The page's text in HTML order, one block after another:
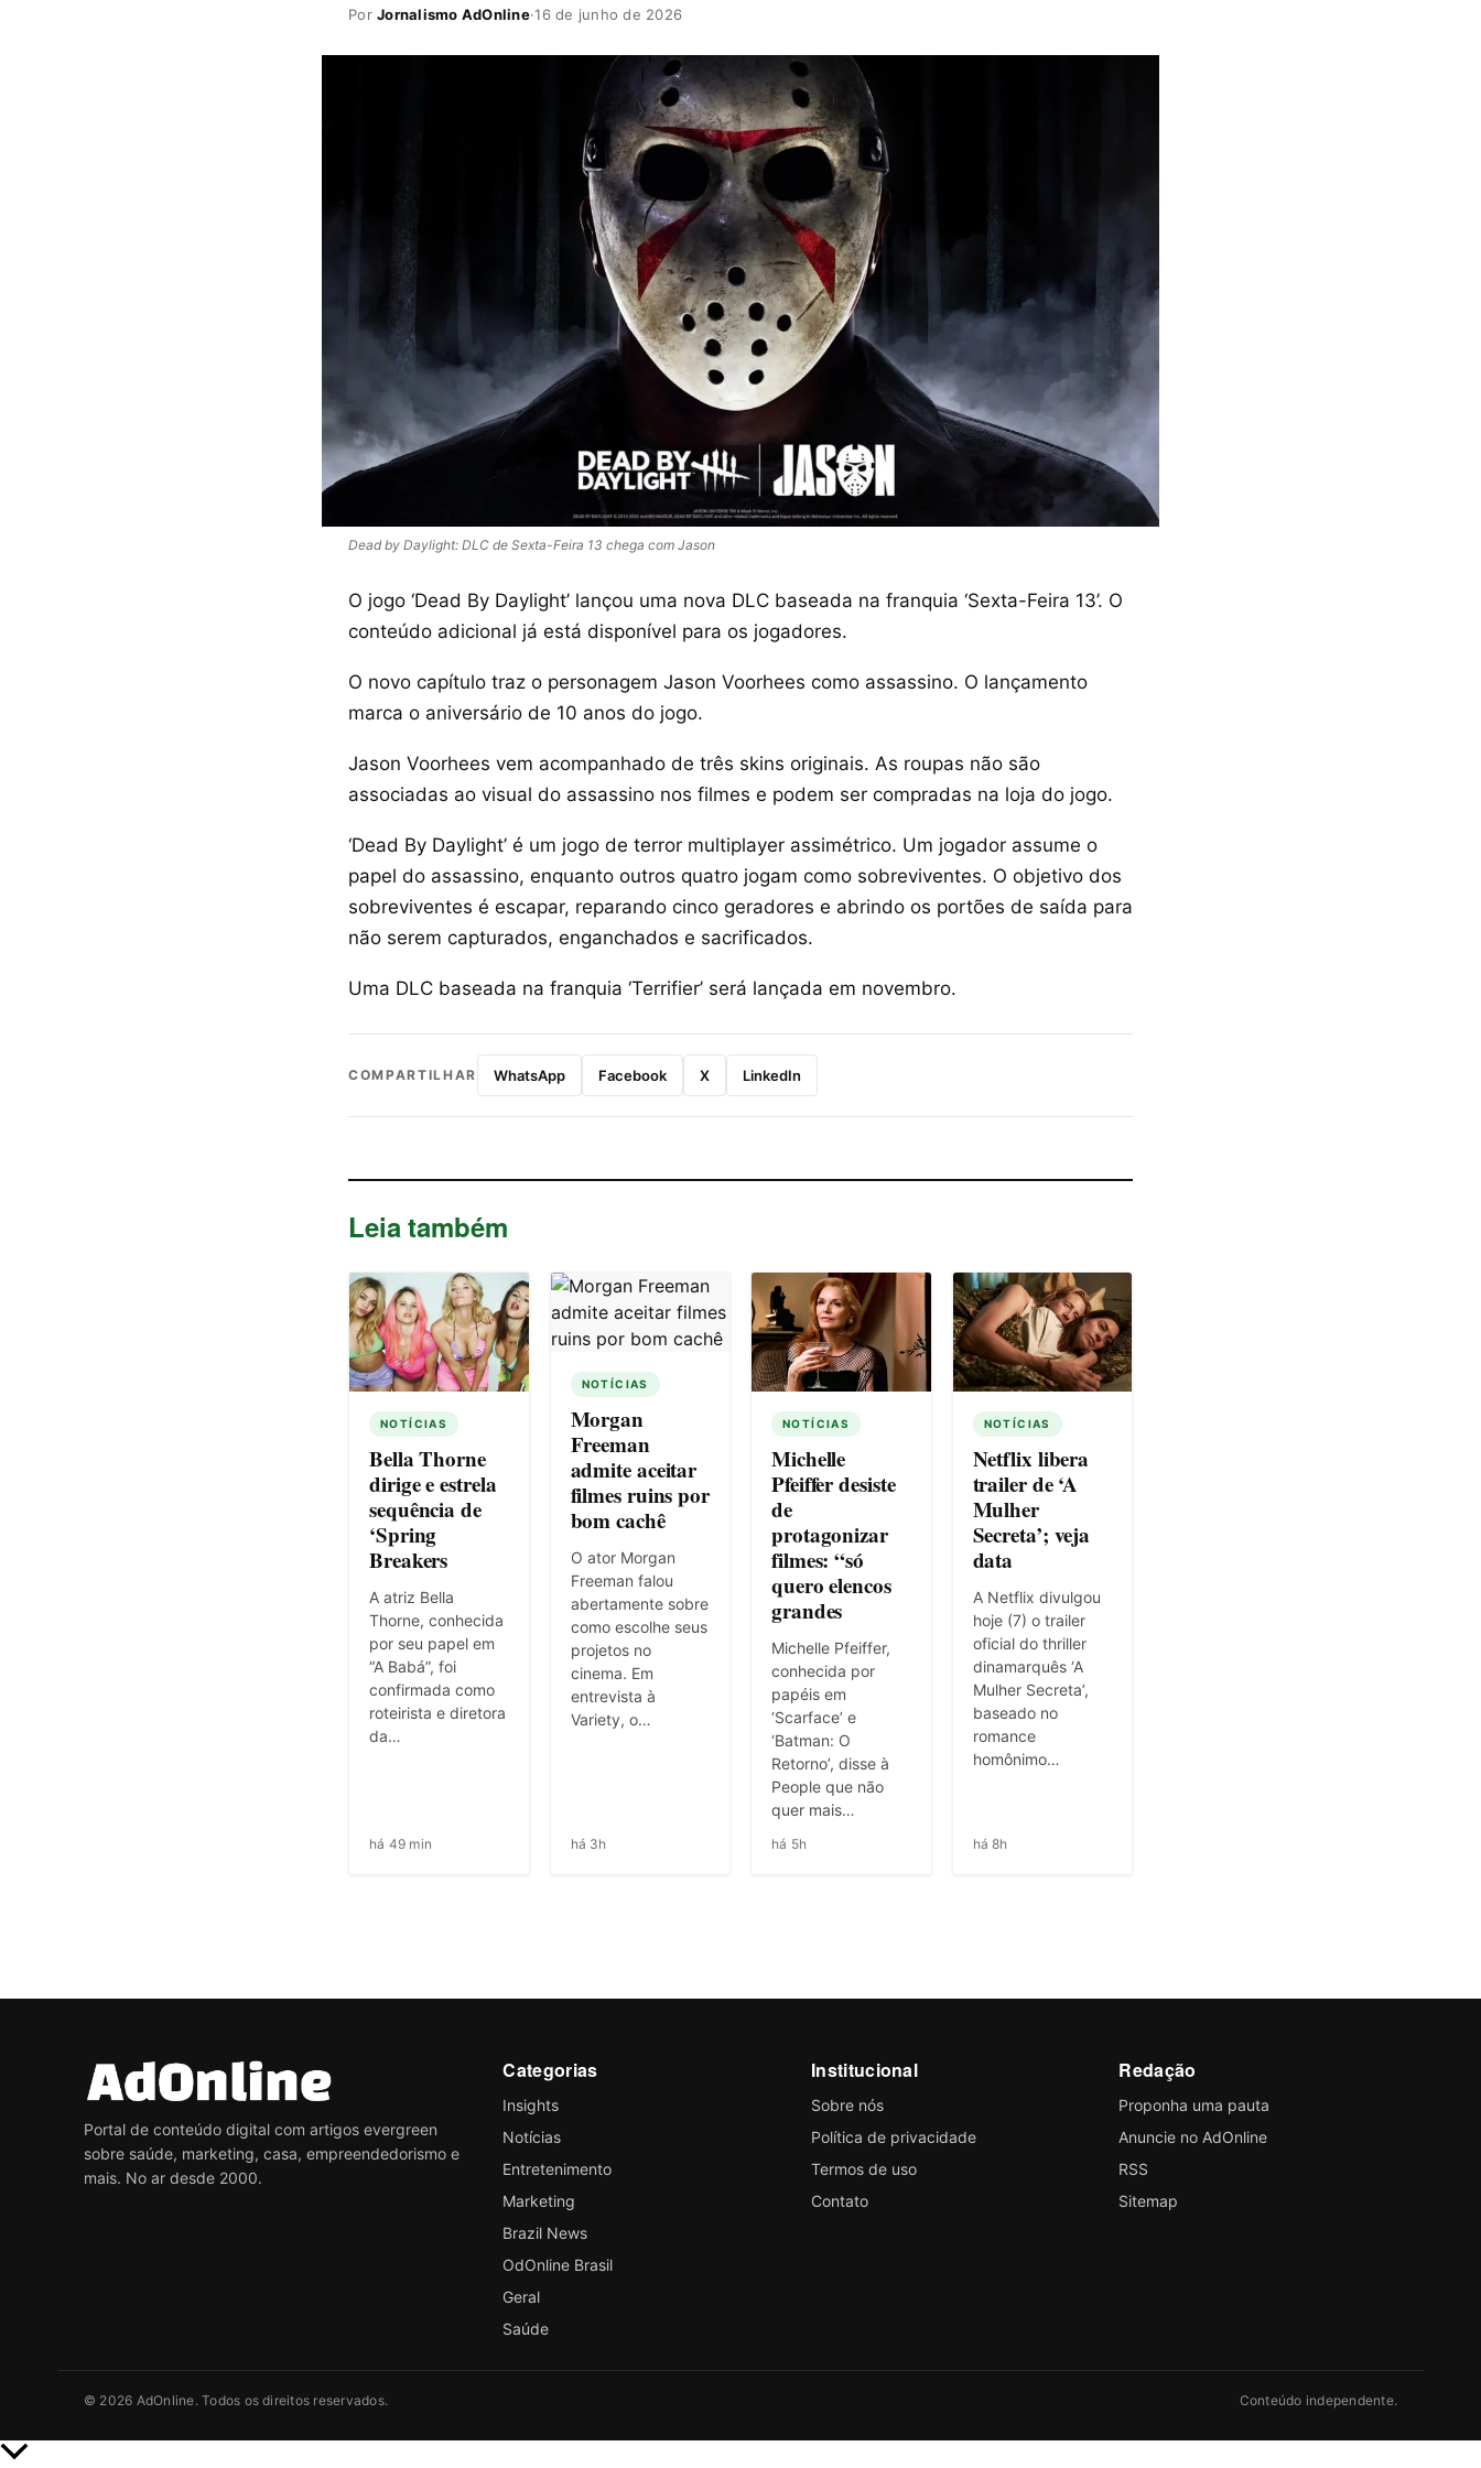
PorJornalismo AdOnline·16 de junho de 2026
Dead by Daylight: DLC de Sexta-Feira 13 chega com Jason
O jogo ‘Dead By Daylight’ lançou uma nova DLC baseada na franquia ‘Sexta-Feira 13’. O
conteúdo adicional já está disponível para os jogadores.
O novo capítulo traz o personagem Jason Voorhees como assassino. O lançamento
marca o aniversário de 10 anos do jogo.
Jason Voorhees vem acompanhado de três skins originais. As roupas não são
associadas ao visual do assassino nos filmes e podem ser compradas na loja do jogo.
‘Dead By Daylight’ é um jogo de terror multiplayer assimétrico. Um jogador assume o
papel do assassino, enquanto outros quatro jogam como sobreviventes. O objetivo dos
sobreviventes é escapar, reparando cinco geradores e abrindo os portões de saída para
não serem capturados, enganchados e sacrificados.
Uma DLC baseada na franquia ‘Terrifier’ será lançada em novembro.
COMPARTILHAR WhatsApp Facebook X LinkedIn
Leia também
NOTÍCIAS
Bella Thorne
dirige e estrela
sequência de
‘Spring
Breakers
A atriz Bella
Thorne, conhecida
por seu papel em
“A Babá”, foi
confirmada como
roteirista e diretora
da…
há 49 min
NOTÍCIAS
Morgan
Freeman
admite aceitar
filmes ruins por
bom cachê
O ator Morgan
Freeman falou
abertamente sobre
como escolhe seus
projetos no
cinema. Em
entrevista à
Variety, o…
há 3h
NOTÍCIAS
Michelle
Pfeiffer desiste
de
protagonizar
filmes: “só
quero elencos
grandes
Michelle Pfeiffer,
conhecida por
papéis em
‘Scarface’ e
‘Batman: O
Retorno’, disse à
People que não
quer mais…
há 5h
NOTÍCIAS
Netflix libera
trailer de ‘A
Mulher
Secreta’; veja
data
A Netflix divulgou
hoje (7) o trailer
oficial do thriller
dinamarquês ‘A
Mulher Secreta’,
baseado no
romance
homônimo…
há 8h
Portal de conteúdo digital com artigos evergreen
sobre saúde, marketing, casa, empreendedorismo e
mais. No ar desde 2000.
Categorias
Insights
Notícias
Entretenimento
Marketing
Brazil News
OdOnline Brasil
Geral
Saúde
Institucional
Sobre nós
Política de privacidade
Termos de uso
Contato
Redação
Proponha uma pauta
Anuncie no AdOnline
RSS
Sitemap
© 2026 AdOnline. Todos os direitos reservados. Conteúdo independente.